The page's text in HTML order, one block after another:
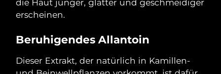
die Haut jünger, glatter und geschmeidiger
erscheinen.
Beruhigendes Allantoin
Dieser Extrakt, der natürlich in Kamillen-
Réunion
Rumänien Erwartete Lieferung
Russland